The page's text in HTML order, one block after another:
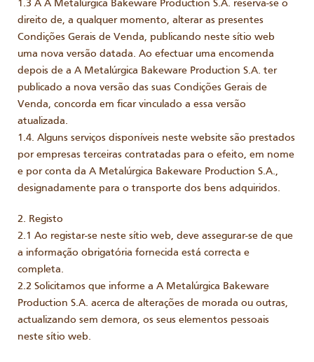
1.3 A A Metalúrgica Bakeware Production S.A. reserva-se o
direito de, a qualquer momento, alterar as presentes
Condições Gerais de Venda, publicando neste sítio web
uma nova versão datada. Ao efectuar uma encomenda
depois de a A Metalúrgica Bakeware Production S.A. ter
publicado a nova versão das suas Condições Gerais de
Venda, concorda em ficar vinculado a essa versão
atualizada.
1.4. Alguns serviços disponíveis neste website são prestados
por empresas terceiras contratadas para o efeito, em nome
e por conta da A Metalúrgica Bakeware Production S.A.,
designadamente para o transporte dos bens adquiridos.
2. Registo
2.1 Ao registar-se neste sítio web, deve assegurar-se de que
a informação obrigatória fornecida está correcta e
completa.
2.2 Solicitamos que informe a A Metalúrgica Bakeware
Production S.A. acerca de alterações de morada ou outras,
actualizando sem demora, os seus elementos pessoais
neste sítio web.